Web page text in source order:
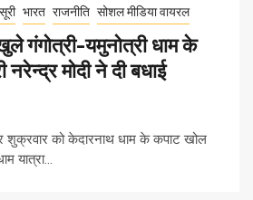
भारत राजनीति सोशल मीडिया वायरल
गंगोत्री-यमुनोत्री धाम के
मोदी ने दी बधाई
शुक्रवार को केदारनाथ धाम के कपाट खोल
यात्रा...